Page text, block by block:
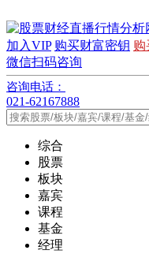
加入VIP 购买财富密钥 购
微信扫码咨询
咨询电话：
021-62167888
综合
股票
板块
嘉宾
课程
基金
经理